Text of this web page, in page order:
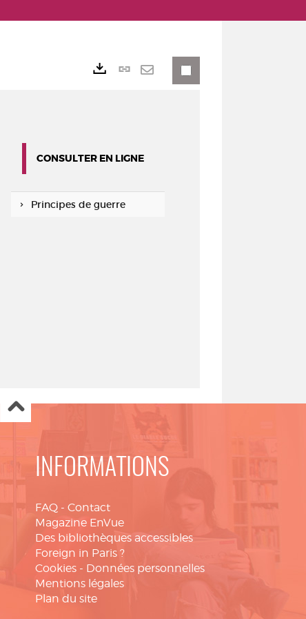
Lien
CONSULTER EN LIGNE
Principes de guerre
INFORMATIONS
FAQ - Contact
Magazine EnVue
Des bibliothèques accessibles
Foreign in Paris ?
Cookies - Données personnelles
Mentions légales
Plan du site